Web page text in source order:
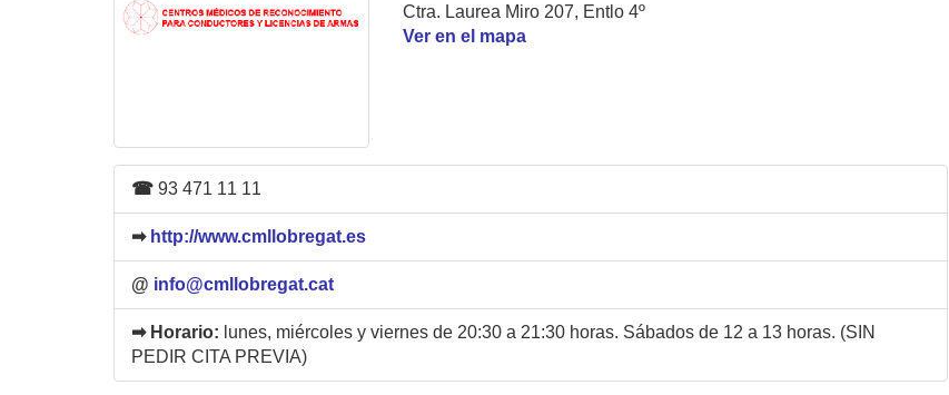
Ctra. Laurea Miro 207, Entlo 4º
Ver en el mapa
☎ 93 471 11 11
➡ http://www.cmllobregat.es
@ info@cmllobregat.cat
➡ Horario: lunes, miércoles y viernes de 20:30 a 21:30 horas. Sábados de 12 a 13 horas. (SIN
PEDIR CITA PREVIA)